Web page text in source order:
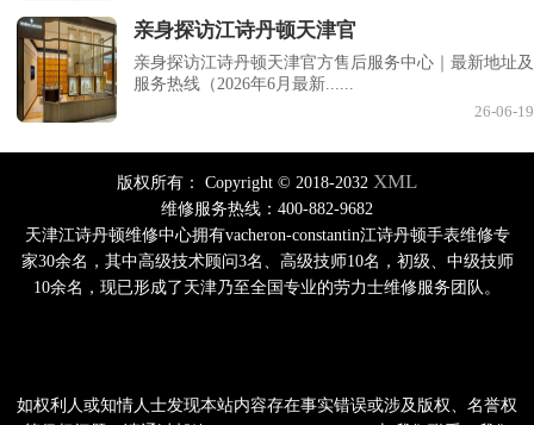
亲身探访江诗丹顿天津官
亲身探访江诗丹顿天津官方售后服务中心｜最新地址及
服务热线（2026年6月最新......
26-06-19
版权所有： Copyright © 2018-2032 XML
维修服务热线：400-882-9682
天津江诗丹顿维修中心拥有vacheron-constantin江诗丹顿手表维修专
家30余名，其中高级技术顾问3名、高级技师10名，初级、中级技师
10余名，现已形成了天津乃至全国专业的劳力士维修服务团队。
如权利人或知情人士发现本站内容存在事实错误或涉及版权、名誉权